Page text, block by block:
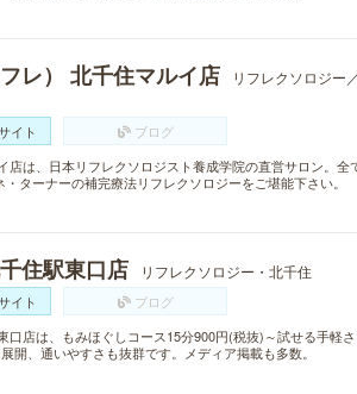
レ） 北千住マルイ店
リフレクソロジー
イト
ブログ
店は、日本リフレクソロジスト養成学院の直営サロン。
ターナーの補完療法リフレクソロジーをご堪能下さい。
住駅東口店 リフレクソロジー・北千住
イト
ブログ
口店は、もみほぐしコース15分900円(税抜)～試せる手軽
開、通いやすさも抜群です。メディア掲載も多数。